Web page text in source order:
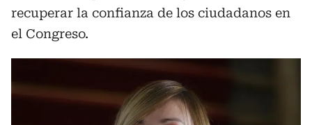
recuperar la confianza de los ciudadanos en
el Congreso.